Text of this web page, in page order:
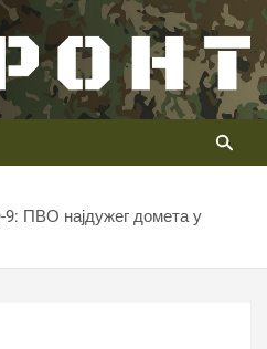
9: ПВО најдужег домета у